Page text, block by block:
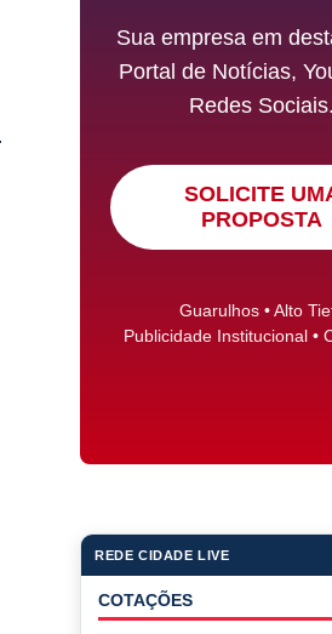
Sua empresa em
Portal de Notícias,
Redes Sociais.
SOLICITE
PROPOSTA
Guarulhos • Alto
Publicidade Institucional •
REDE CIDADE LIVE
COTAÇÕES